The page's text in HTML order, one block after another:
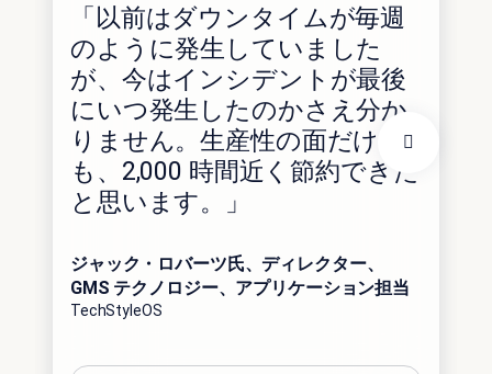
「以前はダウンタイムが毎週
のように発生していました
が、今はインシデントが最後
にいつ発生したのかさえ分か
りません。生産性の面だけで
も、2,000 時間近く節約できた
と思います。」
ジャック・ロバーツ氏、ディレクター、
GMS テクノロジー、アプリケーション担当
TechStyleOS